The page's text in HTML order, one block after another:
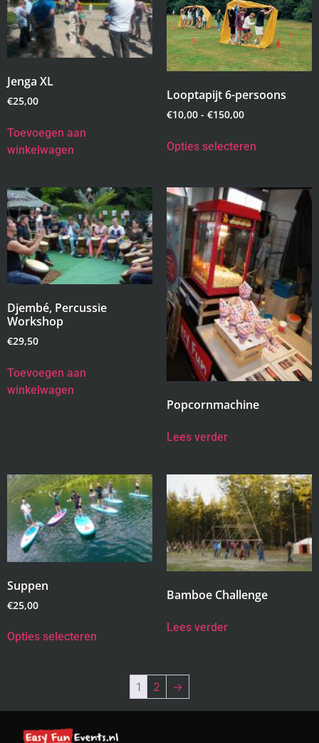
Jenga XL
€25,00
Toevoegen aan
winkelwagen
Looptapijt 6-persoons
€10,00 - €150,00
Opties selecteren
Djembé, Percussie
Workshop
€29,50
Toevoegen aan
winkelwagen
Popcornmachine
Lees verder
Suppen
€25,00
Opties selecteren
Bamboe Challenge
Lees verder
1 2 →